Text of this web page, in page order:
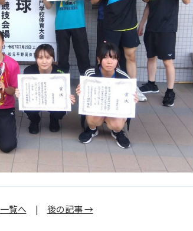
一覧へ | 後の記事 →